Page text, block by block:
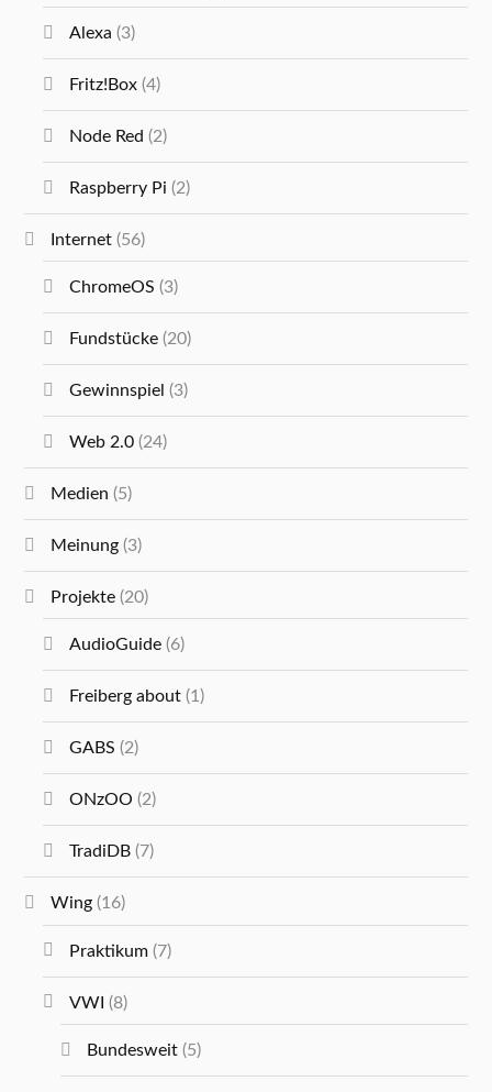
Alexa (3)
Fritz!Box(4)
Node Red (2)
Raspberry Pi (2)
Internet (56)
ChromeOS (3)
Fundstücke(20)
Gewinnspiel (3)
Web 2.0(24)
Medien (5)
Meinung (3)
Projekte (20)
AudioGuide(6)
Freiberg about(1)
GABS (2)
ONzOO (2)
TradiDB(7)
Wing (16)
Praktikum(7)
VWI (8)
Bundesweit(5)